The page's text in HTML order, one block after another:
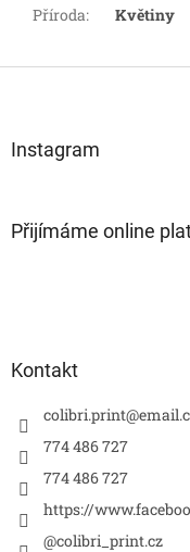
Příroda: Květiny
Instagram
Přijímáme online
Kontakt
colibri.print@
774 486 727
774 486 727
https://
@colibri_print.cz